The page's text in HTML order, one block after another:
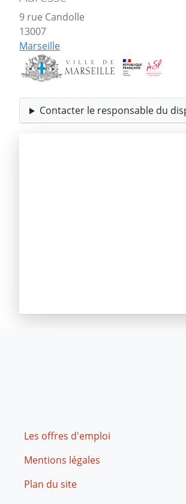
9 rue Candolle
13007
Marseille
Contacter le responsable du
Footer
Les offres d'emploi
Mentions légales
Plan du site